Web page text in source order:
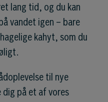
lang tid, og du kan
vandet igen – bare
kahyt, som du
til nye
på et af vores